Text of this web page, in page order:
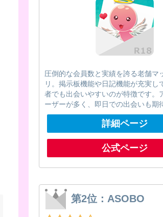
圧倒的な会員数と実績を誇る老舗マ
リ。掲示板機能や日記機能が充実し
者でも出会いやすいのが特徴です。
ーザーが多く、即日での出会いも期
詳細ページ
公式ページ
第2位：ASOBO